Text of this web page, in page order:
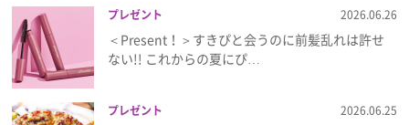
プレゼント 2026.06.26
＜Present！＞すきぴと会うのに前髪乱れは許せ
ない!! これからの夏にぴ…
プレゼント 2026.06.25